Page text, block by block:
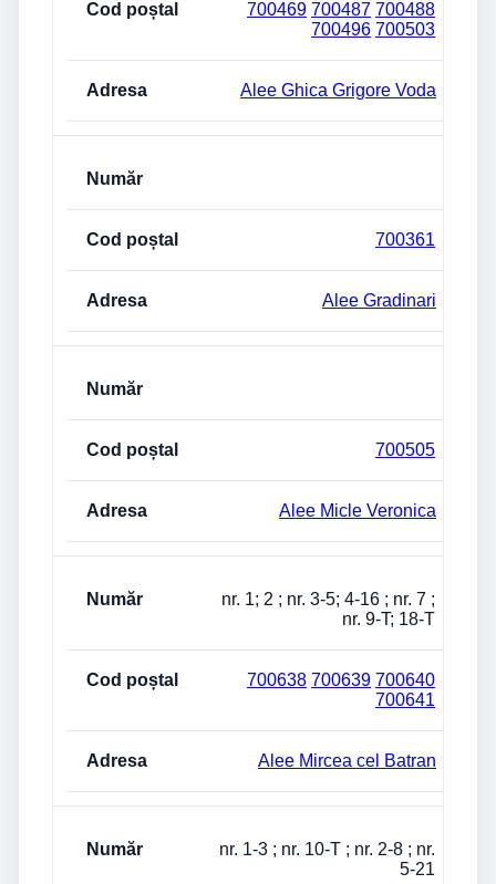
700469 700487 700488
700496 700503
Alee Ghica Grigore Voda
700361
Alee Gradinari
700505
Alee Micle Veronica
nr. 1; 2 ; nr. 3-5; 4-16 ; nr. 7 ;
nr. 9-T; 18-T
700638 700639 700640
700641
Alee Mircea cel Batran
nr. 1-3 ; nr. 10-T ; nr. 2-8 ; nr.
5-21